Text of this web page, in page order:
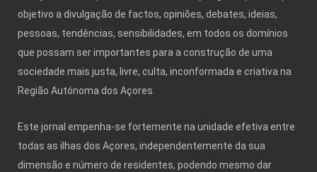
objetivo a divulgação de factos, opiniões, debates, ideias,
pessoas, tendências, sensibilidades, em todos os domínios
que possam ser importantes para a construção de uma
sociedade mais justa, livre, culta, inconformada e criativa na
Região Autónoma dos Açores.
Este jornal empenha-se fortemente na unidade efetiva entre
todas as ilhas dos Açores, independentemente da sua
dimensão e número de residentes, podendo mesmo dar